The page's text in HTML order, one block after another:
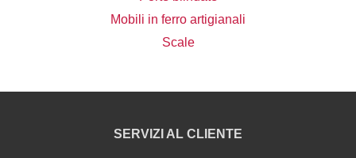
Mobili in ferro artigianali
Scale
SERVIZI AL CLIENTE